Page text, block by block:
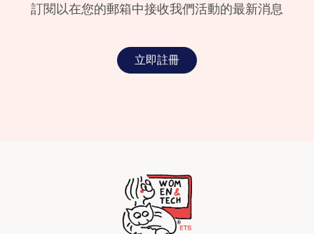
訂閱以在您的郵箱中接收我們活動的最新消息
立即註冊